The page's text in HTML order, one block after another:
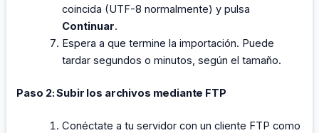
coincida (UTF-8 normalmente) y pulsa
Continuar.
Espera a que termine la importación. Puede
tardar segundos o minutos, según el tamaño.
Paso 2: Subir los archivos mediante FTP
Conéctate a tu servidor con un cliente FTP como